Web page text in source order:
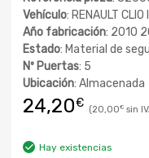
Vehículo: RENAULT
Año fabricación: 2010
Estado: Material de
Nº Puertas: 5
Ubicación: Almacenada
24,20€ 20,00€
Hay existencias